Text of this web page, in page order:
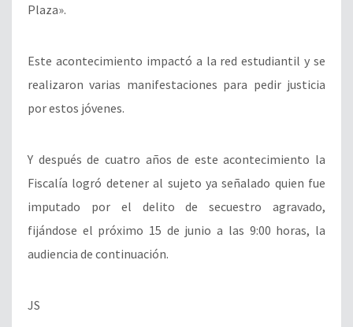
Plaza».
Este acontecimiento impactó a la red estudiantil y se
realizaron varias manifestaciones para pedir justicia
por estos jóvenes.
Y después de cuatro años de este acontecimiento la
Fiscalía logró detener al sujeto ya señalado quien fue
imputado por el delito de secuestro agravado,
fijándose el próximo 15 de junio a las 9:00 horas, la
audiencia de continuación.
JS